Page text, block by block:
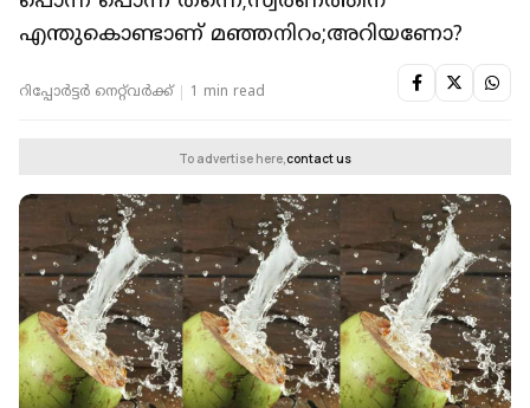
എന്തുകൊണ്ടാണ് മഞ്ഞനിറം;അറിയണോ?
റിപ്പോർട്ടർ നെറ്റ്‌വര്‍ക്ക്‌ 1 min read
To advertise here,contact us